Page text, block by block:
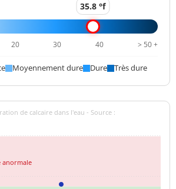
>=6,5 et <=9
unité pH
anormal
15,0 °C
35.8 °f
20 30 40 > 50 +
Moyennement dure Dure Très dure
anormale
de calcaire dans l'eau - Source :